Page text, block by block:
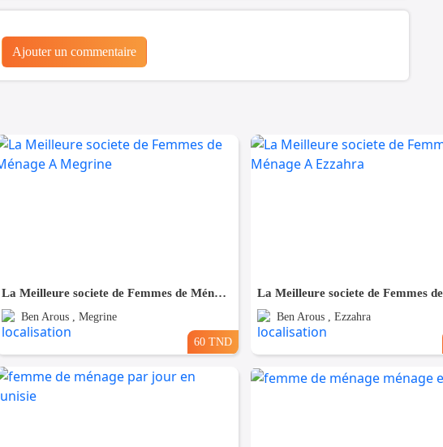
Ajouter un commentaire
La Meilleure societe de Femmes de Ménage A Megrine
Ben Arous , Megrine
60 TND
Ben Arous , Ezzahra